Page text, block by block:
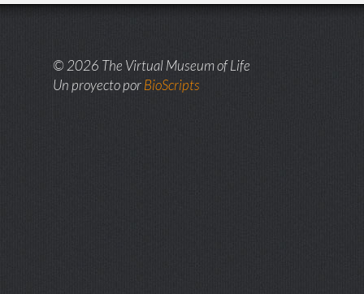
© 2026 The Virtual Museum of Life
Un proyecto porBioScripts